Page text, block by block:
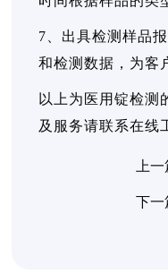
7、出具检测样品
和检测数据，为客
以上为医用锭检测
及服务请联系在线
上一
下一